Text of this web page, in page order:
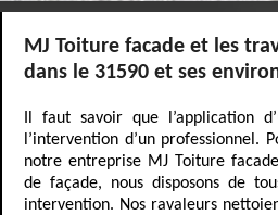
MJ Toiture facade et les
dans le 31590 et ses
Il faut savoir que l’application
l’intervention d’un professionnel.
notre entreprise MJ Toiture
de façade, nous disposons de
intervention. Nos ravaleurs